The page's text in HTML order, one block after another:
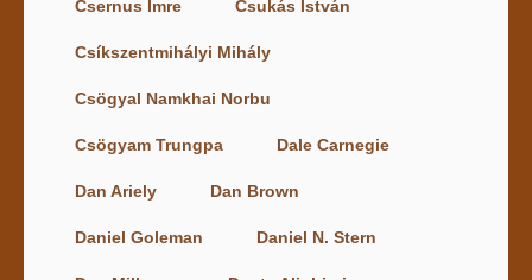
Csernus Imre Csukás István
Csíkszentmihályi Mihály
Csögyal Namkhai Norbu
Csögyam Trungpa Dale Carnegie
Dan Ariely Dan Brown
Daniel Goleman Daniel N. Stern